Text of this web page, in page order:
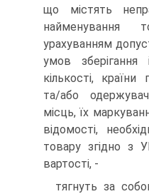
що містять
найменування
урахуванням
умов зберігання
кількості,
та/або
місць, їх
відомості,
товару згідно з
вартості, -
тягнуть за